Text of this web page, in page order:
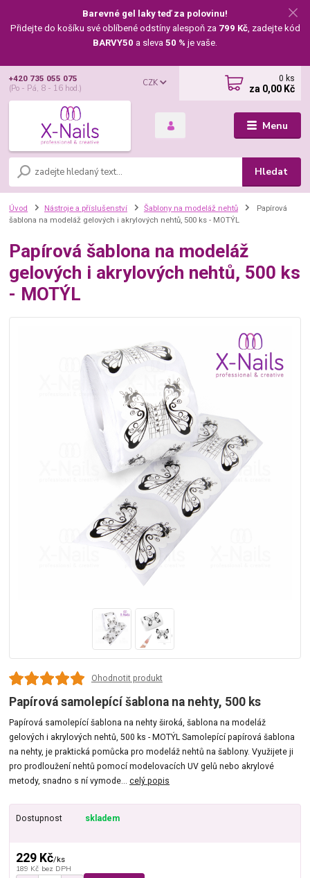
Barevné gel laky teď za polovinu!
Přidejte do košíku své oblíbené odstíny alespoň za 799 Kč, zadejte kód
BARVY50 a sleva 50 % je vaše.
Menu
CZK
Hledat
+420 735 055 075
(Po - Pá, 8 - 16 hod.)
0 ks
za 0,00 Kč
Úvod Nástroje a příslušenství Šablony na modeláž nehtů
Papírová
šablona na modeláž gelových i akrylových nehtů, 500 ks - MOTÝL
Papírová šablona na modeláž
gelových i akrylových nehtů, 500 ks
- MOTÝL
Ohodnotit produkt
Papírová samolepící šablona na nehty, 500 ks
Papírová samolepící šablona na nehty široká, šablona na modeláž
gelových i akrylových nehtů, 500 ks - MOTÝL Samolepící papírová šablona
na nehty, je praktická pomůcka pro modeláž nehtů na šablony. Využijete ji
pro prodloužení nehtů pomocí modelovacích UV gelů nebo akrylové
metody, snadno s ní vymode...celý popis
Dostupnost skladem
229 Kč/ks
189 Kč bez DPH